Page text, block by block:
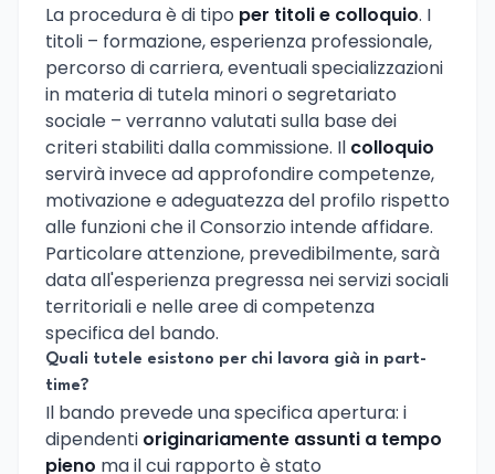
La procedura è di tipo per titoli e colloquio. I
titoli – formazione, esperienza professionale,
percorso di carriera, eventuali specializzazioni
in materia di tutela minori o segretariato
sociale – verranno valutati sulla base dei
criteri stabiliti dalla commissione. Il colloquio
servirà invece ad approfondire competenze,
motivazione e adeguatezza del profilo rispetto
alle funzioni che il Consorzio intende affidare.
Particolare attenzione, prevedibilmente, sarà
data all'esperienza pregressa nei servizi sociali
territoriali e nelle aree di competenza
specifica del bando.
Quali tutele esistono per chi lavora già in part-
time?
Il bando prevede una specifica apertura: i
dipendenti originariamente assunti a tempo
pieno ma il cui rapporto è stato